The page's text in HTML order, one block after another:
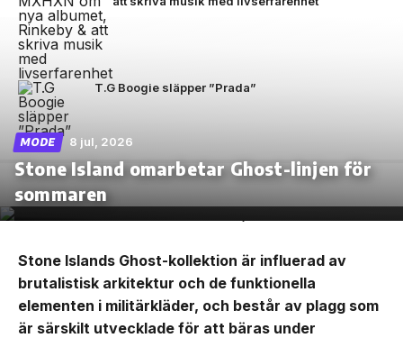
T.G Boogie släpper ”Prada”
MODE 8 jul, 2026
Stone Island omarbetar Ghost-linjen för
sommaren
Stone Islands Ghost-kollektion är influerad av
brutalistisk arkitektur och de funktionella
elementen i militärkläder, och består av plagg som
är särskilt utvecklade för att bäras under